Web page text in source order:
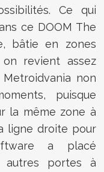
Ce qui
ce DOOM The
bâtie en zones
revient assez
non
puisque
la même zone à
ligne droite pour
a placé
autres portes à